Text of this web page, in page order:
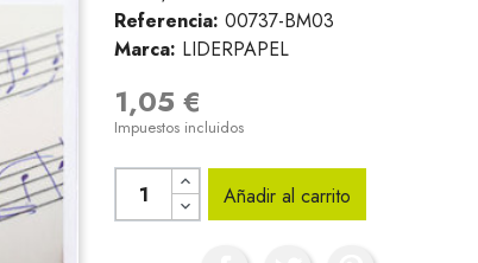
Referencia: 00737-BM03
Marca: LIDERPAPEL
1,05 €
Impuestos incluidos
Añadir al carrito